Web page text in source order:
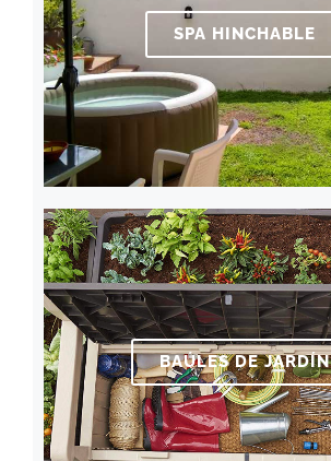
SPA HINCHABLE
BAÚLES DE JARDÍN